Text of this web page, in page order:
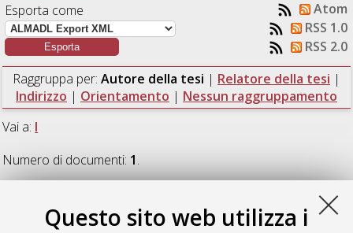
Questo sito web utilizza i
Esporta come
Atom
RSS 1.0
RSS 2.0
Raggruppa per: Autore della tesi | Relatore della tesi |
Indirizzo | Orientamento | Nessun raggruppamento
Vai a: I
Numero di documenti: 1.